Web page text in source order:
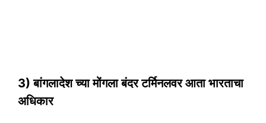
3) बांगलादेश च्या मोंगला बंदर टर्मिनलवर आता भारताचा
अधिकार